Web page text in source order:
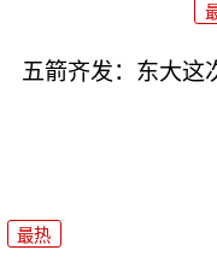
五箭齐发：东大这
最热